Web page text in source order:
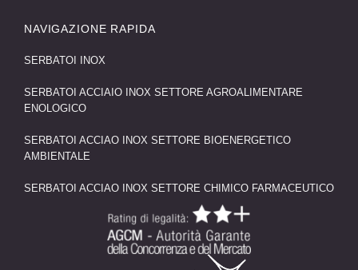
NAVIGAZIONE RAPIDA
SERBATOI INOX
SERBATOI ACCIAIO INOX SETTORE AGROALIMENTARE
ENOLOGICO
SERBATOI ACCIAO INOX SETTORE BIOENERGETICO
AMBIENTALE
SERBATOI ACCIAO INOX SETTORE CHIMICO FARMACEUTICO